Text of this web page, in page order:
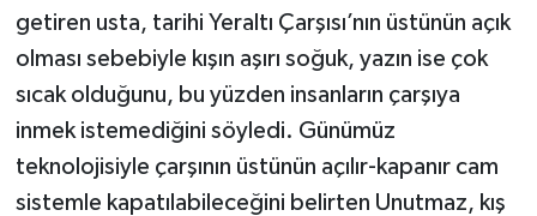
getiren usta, tarihi Yeraltı Çarşısı’nın üstünün açık
olması sebebiyle kışın aşırı soğuk, yazın ise çok
sıcak olduğunu, bu yüzden insanların çarşıya
inmek istemediğini söyledi. Günümüz
teknolojisiyle çarşının üstünün açılır-kapanır cam
sistemle kapatılabileceğini belirten Unutmaz, kış